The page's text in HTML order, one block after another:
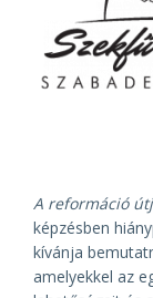
A reformáció
képzésben
kívánja
amelyekkel az